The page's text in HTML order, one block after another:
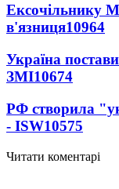
Ексочільнику
в'язниця10964
Україна
ЗМІ10674
РФ створила
- ISW10575
Читати коментарі